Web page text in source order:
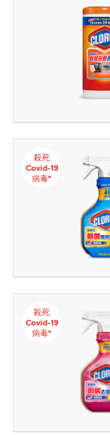
殺死
Covid-19
病毒*
殺死
Covid-19
病毒*